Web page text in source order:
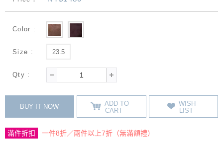
Color :
Size : 23.5
Qty :
BUY IT NOW
ADD TO
CART
WISH
LIST
滿件折扣 一件8折／兩件以上7折（無滿額禮）